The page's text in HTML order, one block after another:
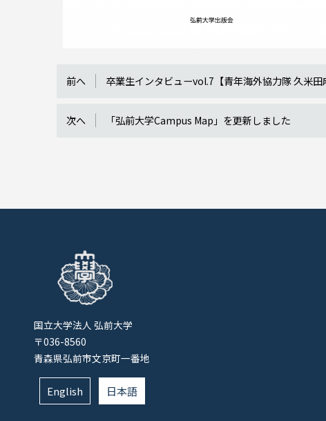
前へ 卒業生インタビューvol.7【青年海外協力隊 久米
次へ 「弘前大学Campus Map」を更新しました
国立大学法人 弘前大学
〒036-8560
青森県弘前市文京町一番地
English 日本語